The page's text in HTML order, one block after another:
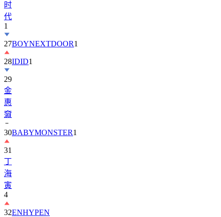
时
代
1
27BOYNEXTDOOR1
28IDID1
29
金
惠
奫
30BABYMONSTER1
31
丁
海
寅
4
32ENHYPEN